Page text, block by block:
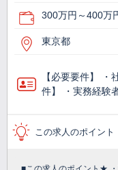
300万円～400万
東京都
【必要要件】
件】 ・実務経験
この求人のポイント